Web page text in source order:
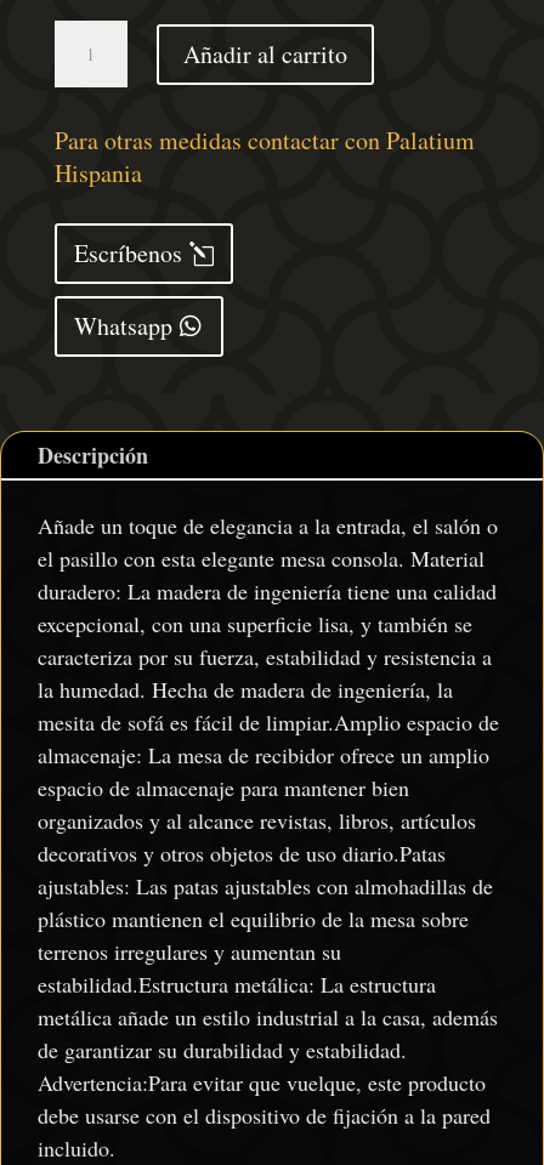
consola
estantes
roble
100x35x75
cm
cantidad
Añadir al carrito
Para otras medidas contactar con Palatium
Hispania
Escríbenos
Whatsapp
Descripción
Añade un toque de elegancia a la entrada, el salón o
el pasillo con esta elegante mesa consola. Material
duradero: La madera de ingeniería tiene una calidad
excepcional, con una superficie lisa, y también se
caracteriza por su fuerza, estabilidad y resistencia a
la humedad. Hecha de madera de ingeniería, la
mesita de sofá es fácil de limpiar.Amplio espacio de
almacenaje: La mesa de recibidor ofrece un amplio
espacio de almacenaje para mantener bien
organizados y al alcance revistas, libros, artículos
decorativos y otros objetos de uso diario.Patas
ajustables: Las patas ajustables con almohadillas de
plástico mantienen el equilibrio de la mesa sobre
terrenos irregulares y aumentan su
estabilidad.Estructura metálica: La estructura
metálica añade un estilo industrial a la casa, además
de garantizar su durabilidad y estabilidad.
Advertencia:Para evitar que vuelque, este producto
debe usarse con el dispositivo de fijación a la pared
incluido.